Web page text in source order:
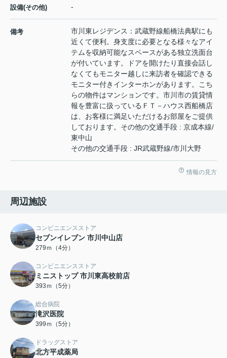
設備(その他) -
備考
市川東レジデンス：武蔵野線船橋法典駅にも
近くて便利。身支度に必要となる様々なアイ
テムを収納可能なスペースがある独立洗面台
が付いています。ドアを開けたり直接会話し
なくてもモニター越しに来訪者を確認できる
モニター付きインターホンがあります。こち
らの物件はマンションです。市川市の賃貸情
報を豊富に扱っているＦＴ－ハウス西船橋店
は、お客様に満足いただけるお部屋をご提供
しております。その他の交通手段 : 京成本線/
東中山
その他の交通手段 : JR武蔵野線/市川大野
情報の見方
周辺施設
コンビニエンスストア
セブンイレブン 市川中山店
279ｍ（4分）
コンビニエンスストア
ミニストップ 市川東高校前店
393ｍ（5分）
総合病院
滝沢医院
399ｍ（5分）
ドラッグストア
北方平成薬局